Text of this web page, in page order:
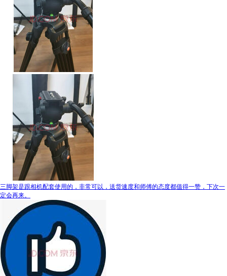
三脚架是跟相机配套使用的，非常可以，送货速度和师傅的态度都值得一赞，下次一
定会再来。